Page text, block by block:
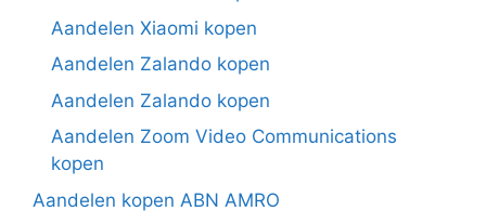
Aandelen Xiaomi kopen
Aandelen Zalando kopen
Aandelen Zalando kopen
Aandelen Zoom Video Communications
kopen
Aandelen kopen ABN AMRO